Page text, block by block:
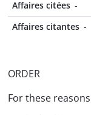
Affaires citées -
Affaires citantes -
ORDER
For these